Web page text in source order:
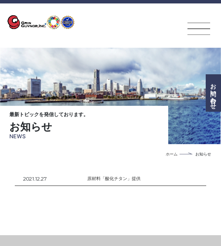
最新トピックを発信しております。
お知らせ
NEWS
お問い
合わせ
ホーム お知らせ
2021.12.27 原材料「酸化チタン」提供